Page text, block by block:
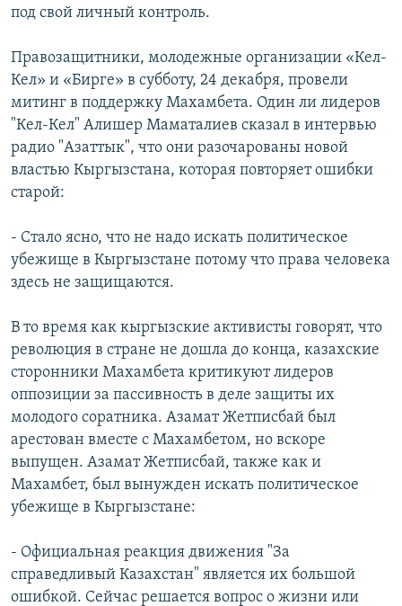
под свой личный контроль.
Правозащитники, молодежные организации «Кел-
Кел» и «Бирге» в субботу, 24 декабря, провели
митинг в поддержку Махамбета. Один ли лидеров
"Кел-Кел" Алишер Маматалиев сказал в интервью
радио "Азаттык", что они разочарованы новой
властью Кыргызстана, которая повторяет ошибки
старой:
- Стало ясно, что не надо искать политическое
убежище в Кыргызстане потому что права человека
здесь не защищаются.
В то время как кыргызские активисты говорят, что
революция в стране не дошла до конца, казахские
сторонники Махамбета критикуют лидеров
оппозиции за пассивность в деле защиты их
молодого соратника. Азамат Жетписбай был
арестован вместе с Махамбетом, но вскоре
выпущен. Азамат Жетписбай, также как и
Махамбет, был вынужден искать политическое
убежище в Кыргызстане:
- Официальная реакция движения "За
справедливый Казахстан" является их большой
ошибкой. Сейчас решается вопрос о жизни или